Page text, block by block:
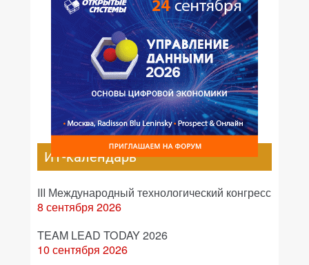
ИТ-календарь
III Международный технологический конгресс
8 сентября 2026
TEAM LEAD TODAY 2026
10 сентября 2026